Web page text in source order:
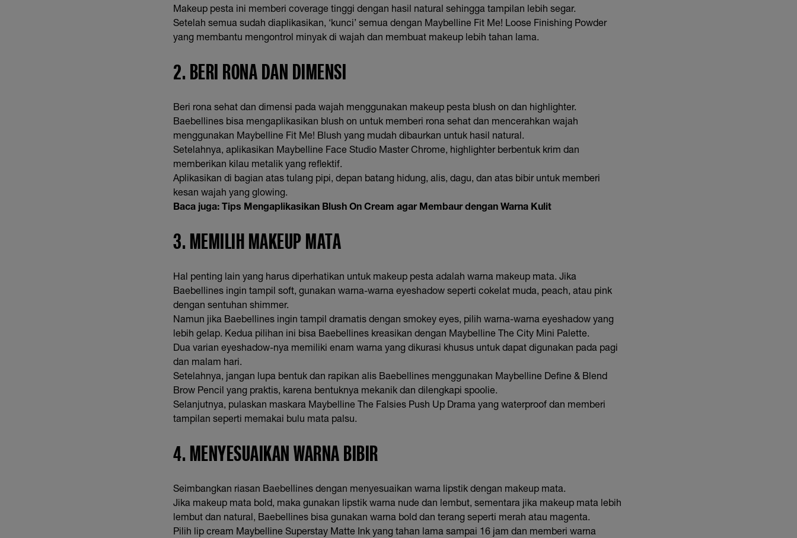
Makeup pesta ini memberi coverage tinggi dengan hasil natural sehingga tampilan lebih segar.
Setelah semua sudah diaplikasikan, ‘kunci’ semua dengan Maybelline Fit Me! Loose Finishing Powder
yang membantu mengontrol minyak di wajah dan membuat makeup lebih tahan lama.
2. BERI RONA DAN DIMENSI
Beri rona sehat dan dimensi pada wajah menggunakan makeup pesta blush on dan highlighter.
Baebellines bisa mengaplikasikan blush on untuk memberi rona sehat dan mencerahkan wajah
menggunakan Maybelline Fit Me! Blush yang mudah dibaurkan untuk hasil natural.
Setelahnya, aplikasikan Maybelline Face Studio Master Chrome, highlighter berbentuk krim dan
memberikan kilau metalik yang reflektif.
Aplikasikan di bagian atas tulang pipi, depan batang hidung, alis, dagu, dan atas bibir untuk memberi
kesan wajah yang glowing.
Baca juga: Tips Mengaplikasikan Blush On Cream agar Membaur dengan Warna Kulit
3. MEMILIH MAKEUP MATA
Hal penting lain yang harus diperhatikan untuk makeup pesta adalah warna makeup mata. Jika
Baebellines ingin tampil soft, gunakan warna-warna eyeshadow seperti cokelat muda, peach, atau pink
dengan sentuhan shimmer.
Namun jika Baebellines ingin tampil dramatis dengan smokey eyes, pilih warna-warna eyeshadow yang
lebih gelap. Kedua pilihan ini bisa Baebellines kreasikan dengan Maybelline The City Mini Palette.
Dua varian eyeshadow-nya memiliki enam warna yang dikurasi khusus untuk dapat digunakan pada pagi
dan malam hari.
Setelahnya, jangan lupa bentuk dan rapikan alis Baebellines menggunakan Maybelline Define & Blend
Brow Pencil yang praktis, karena bentuknya mekanik dan dilengkapi spoolie.
Selanjutnya, pulaskan maskara Maybelline The Falsies Push Up Drama yang waterproof dan memberi
tampilan seperti memakai bulu mata palsu.
4. MENYESUAIKAN WARNA BIBIR
Seimbangkan riasan Baebellines dengan menyesuaikan warna lipstik dengan makeup mata.
Jika makeup mata bold, maka gunakan lipstik warna nude dan lembut, sementara jika makeup mata lebih
lembut dan natural, Baebellines bisa gunakan warna bold dan terang seperti merah atau magenta.
Pilih lip cream Maybelline Superstay Matte Ink yang tahan lama sampai 16 jam dan memberi warna